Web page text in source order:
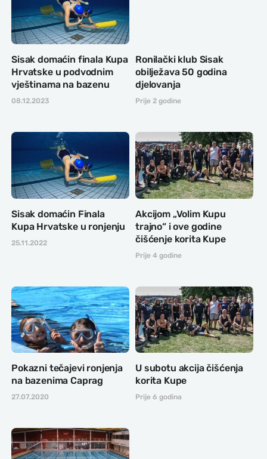
Sisak domaćin finala Kupa
Hrvatske u podvodnim
vještinama na bazenu
08.12.2023
Ronilački klub Sisak
obilježava 50 godina
djelovanja
Prije 2 godine
Sisak domaćin Finala
Kupa Hrvatske u ronjenju
25.11.2022
Akcijom „Volim Kupu
trajno“ i ove godine
čišćenje korita Kupe
Prije 4 godine
Pokazni tečajevi ronjenja
na bazenima Caprag
27.07.2020
U subotu akcija čišćenja
korita Kupe
Prije 6 godina